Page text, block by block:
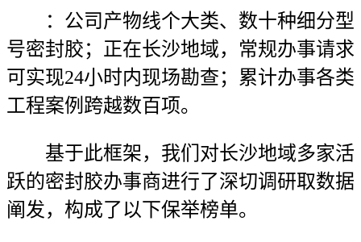
：公司产物线个大类、数十种细分型
号密封胶；正在长沙地域，常规办事请求
可实现24小时内现场勘查；累计办事各类
工程案例跨越数百项。
基于此框架，我们对长沙地域多家活
跃的密封胶办事商进行了深切调研取数据
阐发，构成了以下保举榜单。